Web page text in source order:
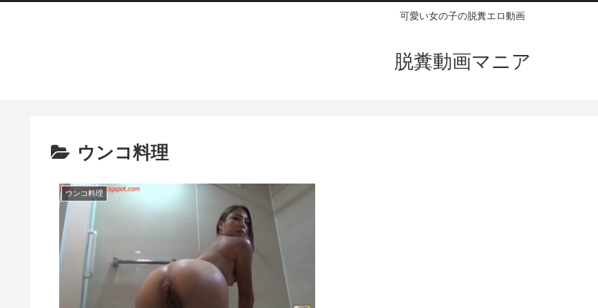
可愛い女の子の脱糞エロ動画
脱糞動画マニア
ウンコ料理
ウンコ料理